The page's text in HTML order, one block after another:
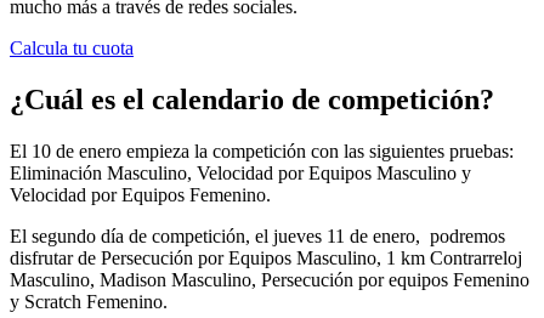
mucho más a través de redes sociales.
Calcula tu cuota
¿Cuál es el calendario de competición?
El 10 de enero empieza la competición con las siguientes pruebas:
Eliminación Masculino, Velocidad por Equipos Masculino y
Velocidad por Equipos Femenino.
El segundo día de competición, el jueves 11 de enero, podremos
disfrutar de Persecución por Equipos Masculino, 1 km Contrarreloj
Masculino, Madison Masculino, Persecución por equipos Femenino
y Scratch Femenino.